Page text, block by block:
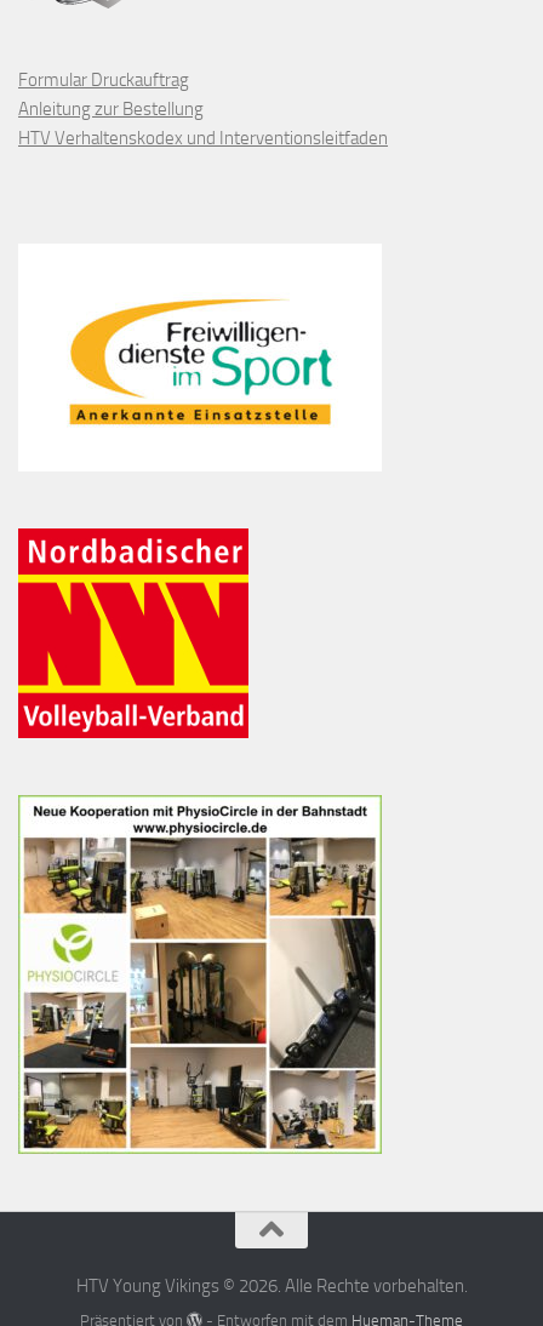
Formular Druckauftrag
Anleitung zur Bestellung
HTV Verhaltenskodex und Interventionsleitfaden
HTV Young Vikings © 2026. Alle Rechte vorbehalten.
Präsentiert von - Entworfen mit dem Hueman-Theme